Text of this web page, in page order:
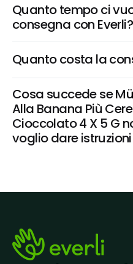
Quanto tempo ci
consegna con Everli?
Quanto costa la
Cosa succede se
Alla Banana Più
Cioccolato 4 X 5 G
voglio dare